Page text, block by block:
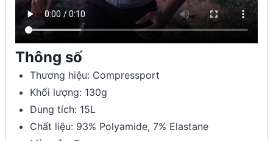
Thông số
Thương hiệu: Compressport
Khối lượng: 130g
Dung tích: 15L
Chất liệu: 93% Polyamide, 7% Elastane